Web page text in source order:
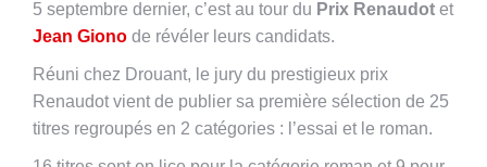
5 septembre dernier, c’est au tour du Prix Renaudot et
Jean Giono de révéler leurs candidats.
Réuni chez Drouant, le jury du prestigieux prix
Renaudot vient de publier sa première sélection de 25
titres regroupés en 2 catégories : l’essai et le roman.